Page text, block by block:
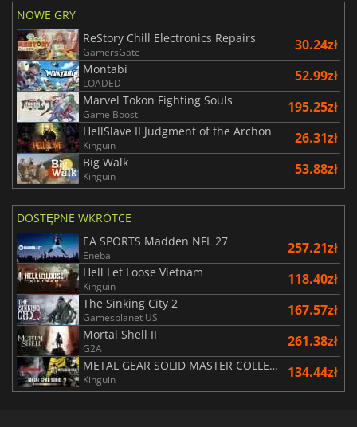
NOWE GRY
ReStory Chill Electronics Repairs
GamersGate 30.24zł
Montabi
LOADED 52.99zł
Marvel Tokon Fighting Souls
Game Boost 195.25zł
HellSlave II Judgment of the Archon
Kinguin 26.31zł
Big Walk
Kinguin 53.88zł
DOSTĘPNE WKRÓTCE
EA SPORTS Madden NFL 27
Eneba 257.21zł
Hell Let Loose Vietnam
Kinguin 118.40zł
The Sinking City 2
Gamesplanet US 167.57zł
Mortal Shell II
G2A 261.38zł
METAL GEAR SOLID MASTER COLLECTION Vol.2
Kinguin 134.44zł